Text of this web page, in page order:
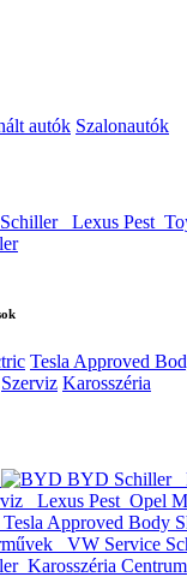
autók Szalonautók
Lexus Pest
Tesla Approved
Szerviz Karosszéria
BYD Schiller
Lexus Pest Opel
Tesla Approved Body
VW Service
Karosszéria Centrum